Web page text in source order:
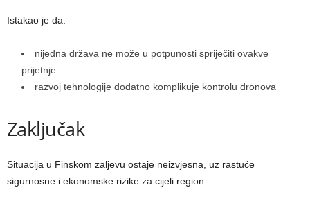
Istakao je da:
nijedna država ne može u potpunosti spriječiti ovakve
prijetnje
razvoj tehnologije dodatno komplikuje kontrolu dronova
Zaključak
Situacija u Finskom zaljevu ostaje neizvjesna, uz rastuće
sigurnosne i ekonomske rizike za cijeli region.